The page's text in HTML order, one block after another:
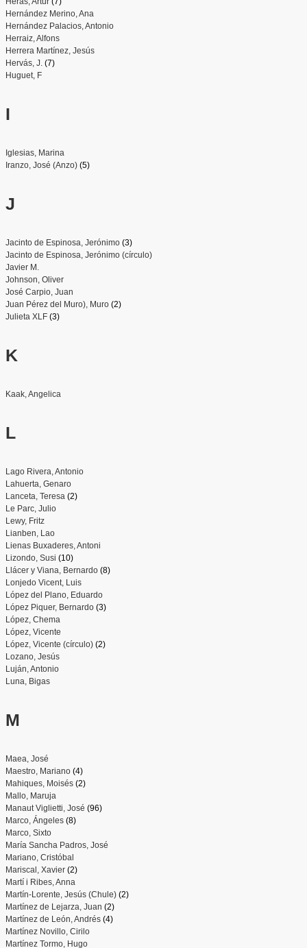
Hernández Merino, Ana
Hernández Palacios, Antonio
Herraiz, Alfons
Herrera Martínez, Jesús
Hervás, J. (7)
Huguet, F
I
Iglesias, Marina
Iranzo, José (Anzo)(5)
J
Jacinto de Espinosa, Jerónimo(3)
Jacinto de Espinosa, Jerónimo (círculo)
Javier M.
Johnson, Oliver
José Carpio, Juan
Juan Pérez del Muro), Muro(2)
Julieta XLF(3)
K
Kaak, Angelica
L
Lago Rivera, Antonio
Lahuerta, Genaro
Lanceta, Teresa (2)
Le Parc, Julio
Lewy, Fritz
Lianben, Lao
Lienas Buxaderes, Antoni
Lizondo, Susi (10)
Llácer y Viana, Bernardo(8)
Lonjedo Vicent, Luis
López del Plano, Eduardo
López Piquer, Bernardo(3)
López, Chema
López, Vicente
López, Vicente (círculo)(2)
Lozano, Jesús
Luján, Antonio
Luna, Bigas
M
Maea, José
Maestro, Mariano(4)
Mahiques, Moisés(2)
Mallo, Maruja
Manaut Viglietti, José (96)
Marco, Ángeles(8)
Marco, Sixto
María Sancha Padros, José
Mariano, Cristóbal
Mariscal, Xavier(2)
Martí i Ribes, Anna
Martín-Lorente, Jesús (Chule)(2)
Martínez de Lejarza, Juan (2)
Martínez de León, Andrés(4)
Martínez Novillo, Cirilo
Martínez Tormo, Hugo